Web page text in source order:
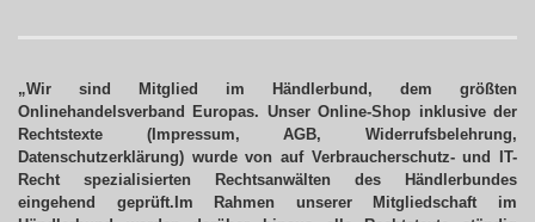
„Wir sind Mitglied im Händlerbund, dem größten
Onlinehandelsverband Europas. Unser Online-Shop inklusive der
Rechtstexte (Impressum, AGB, Widerrufsbelehrung,
Datenschutzerklärung) wurde von auf Verbraucherschutz- und IT-
Recht spezialisierten Rechtsanwälten des Händlerbundes
eingehend geprüft.Im Rahmen unserer Mitgliedschaft im